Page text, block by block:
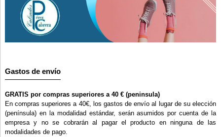
Gastos de envío
GRATIS por compras superiores a 40 € (peninsula)
En compras superiores a 40€, los gastos de envío al lugar de su elección
(península) en la modalidad estándar, serán asumidos por cuenta de la
empresa y no se cobrarán al pagar el producto en ninguna de las
modalidades de pago.